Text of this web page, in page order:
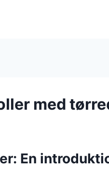
med
En